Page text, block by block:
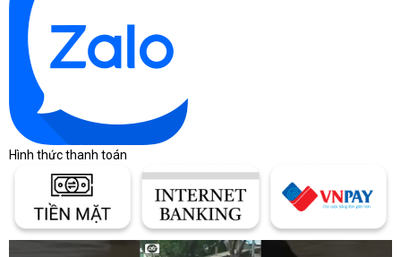
Hình thức thanh toán